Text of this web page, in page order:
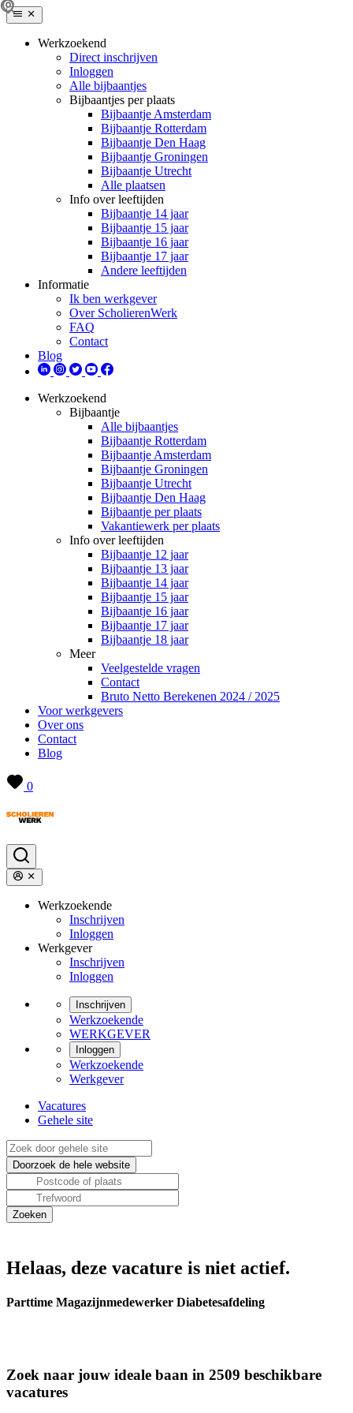
Werkzoekend
Direct inschrijven
Inloggen
Alle bijbaantjes
Bijbaantjes per plaats
Bijbaantje Amsterdam
Bijbaantje Rotterdam
Bijbaantje Den Haag
Bijbaantje Groningen
Bijbaantje Utrecht
Alle plaatsen
Info over leeftijden
Bijbaantje 14 jaar
Bijbaantje 15 jaar
Bijbaantje 16 jaar
Bijbaantje 17 jaar
Andere leeftijden
Informatie
Ik ben werkgever
Over ScholierenWerk
FAQ
Contact
Blog
Werkzoekend
Bijbaantje
Alle bijbaantjes
Bijbaantje Rotterdam
Bijbaantje Amsterdam
Bijbaantje Groningen
Bijbaantje Utrecht
Bijbaantje Den Haag
Bijbaantje per plaats
Vakantiewerk per plaats
Info over leeftijden
Bijbaantje 12 jaar
Bijbaantje 13 jaar
Bijbaantje 14 jaar
Bijbaantje 15 jaar
Bijbaantje 16 jaar
Bijbaantje 17 jaar
Bijbaantje 18 jaar
Meer
Veelgestelde vragen
Contact
Bruto Netto Berekenen 2024 / 2025
Voor werkgevers
Over ons
Contact
Blog
0
Werkzoekende
Inschrijven
Inloggen
Werkgever
Inschrijven
Inloggen
Inschrijven
Werkzoekende
WERKGEVER
Inloggen
Werkzoekende
Werkgever
Vacatures
Gehele site
Helaas, deze vacature is niet actief.
Parttime Magazijnmedewerker Diabetesafdeling
Zoek naar jouw ideale baan in 2509 beschikbare
vacatures